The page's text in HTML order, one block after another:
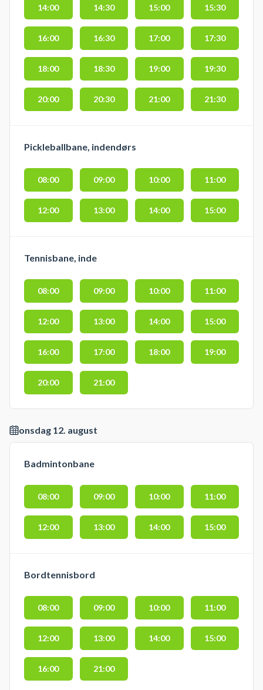
14:00 14:30 15:00 15:30
16:00 16:30 17:00 17:30
18:00 18:30 19:00 19:30
20:00 20:30 21:00 21:30
Pickleballbane, indendørs
08:00 09:00 10:00 11:00
12:00 13:00 14:00 15:00
Tennisbane, inde
08:00 09:00 10:00 11:00
12:00 13:00 14:00 15:00
16:00 17:00 18:00 19:00
20:00 21:00
onsdag 12. august
Badmintonbane
08:00 09:00 10:00 11:00
12:00 13:00 14:00 15:00
Bordtennisbord
08:00 09:00 10:00 11:00
12:00 13:00 14:00 15:00
16:00 21:00